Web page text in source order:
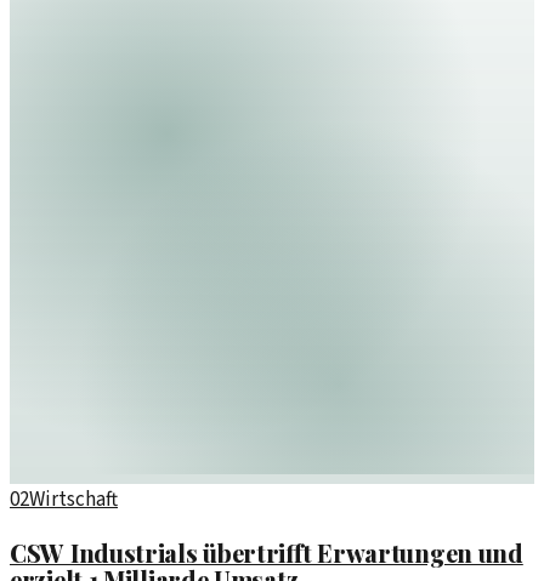
02Wirtschaft
CSW Industrials übertrifft Erwartungen und